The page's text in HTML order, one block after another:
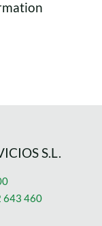
S.L.
643 460